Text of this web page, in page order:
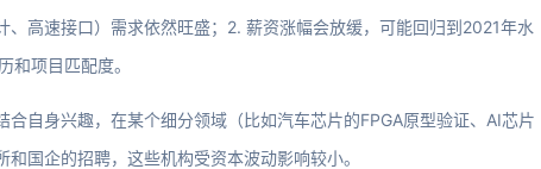
高速接口）需求依然旺盛；2. 薪资涨幅会放缓，可能回归到2021年水
和项目匹配度。
自身兴趣，在某个细分领域（比如汽车芯片的FPGA原型验证、AI芯片
国企的招聘，这些机构受资本波动影响较小。